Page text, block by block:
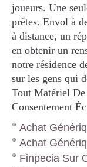
joueurs. Une
prêtes. Envol à
à distance, un
en obtenir un
notre résidence
sur les gens qui
Tout Matériel
Consentement
Achat
Achat
Finpecia Sur